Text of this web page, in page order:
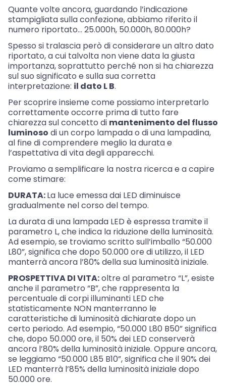
Quante volte ancora, guardando l’indicazione
stampigliata sulla confezione, abbiamo riferito il
numero riportato… 25.000h, 50.000h, 80.000h?
Spesso si tralascia però di considerare un altro dato
riportato, a cui talvolta non viene data la giusta
importanza, soprattutto perché non si ha chiarezza
sul suo significato e sulla sua corretta
interpretazione: il dato L B.
Per scoprire insieme come possiamo interpretarlo
correttamente occorre prima di tutto fare
chiarezza sul concetto di mantenimento del flusso
luminoso di un corpo lampada o di una lampadina,
al fine di comprendere meglio la durata e
l’aspettativa di vita degli apparecchi.
Proviamo a semplificare la nostra ricerca e a capire
come stimare:
DURATA:La luce emessa dai LED diminuisce
gradualmente nel corso del tempo.
La durata di una lampada LED è espressa tramite il
parametro L, che indica la riduzione della luminosità.
Ad esempio, se troviamo scritto sull’imballo “50.000
L80”, significa che dopo 50.000 ore di utilizzo, il LED
manterrà ancora l’80% della sua luminosità iniziale.
PROSPETTIVA DI VITA:oltre al parametro “L”, esiste
anche il parametro “B”, che rappresenta la
percentuale di corpi illuminanti LED che
statisticamente NON manterranno le
caratteristiche di luminosità dichiarate dopo un
certo periodo. Ad esempio, “50.000 L80 B50” significa
che, dopo 50.000 ore, il 50% dei LED conserverà
ancora l’80% della luminosità iniziale. Oppure ancora,
se leggiamo “50.000 L85 B10”, significa che il 90% dei
LED manterrà l’85% della luminosità iniziale dopo
50.000 ore.